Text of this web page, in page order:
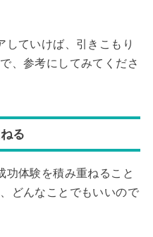
していけば、引きこもり
、参考にしてみてくださ
る
功体験を積み重ねること
どんなことでもいいので